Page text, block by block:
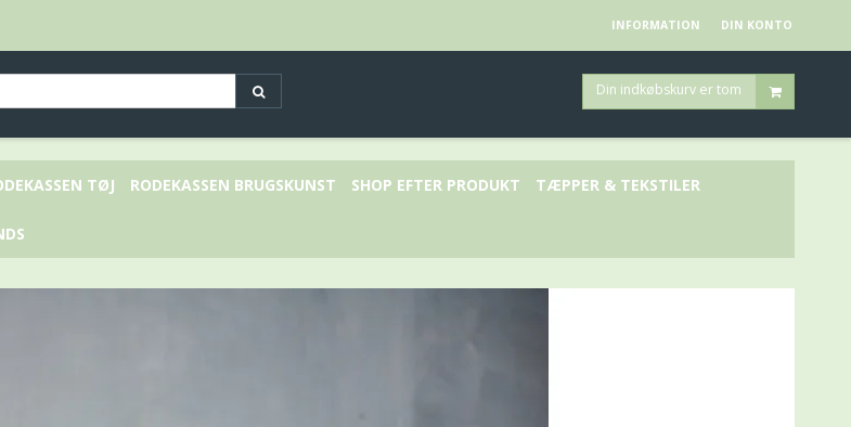
INFORMATION DIN KONTO
Din indkøbskurv er tom
TØJ RODEKASSEN BRUGSKUNST SHOP EFTER PRODUKT TÆPPER & TEKSTILER